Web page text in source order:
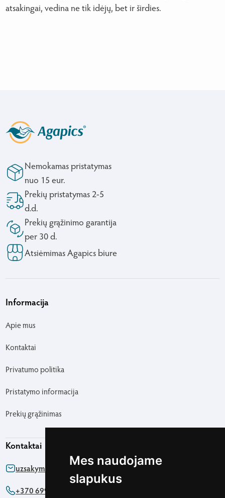
Mes naudojame
slapukus
atsakingai, vedina ne tik idėjų, bet ir širdies.
Nemokamas pristatymas
nuo 15 eur.
Prekių pristatymas 2-5
d.d.
Prekių grąžinimo garantija
per 30 d.
Atsiėmimas Agapics biure
Informacija
Apie mus
Kontaktai
Privatumo politika
Pristatymo informacija
Prekių grąžinimas
Kontaktai
uzsakymas@agapics.lt
+370 699 76161